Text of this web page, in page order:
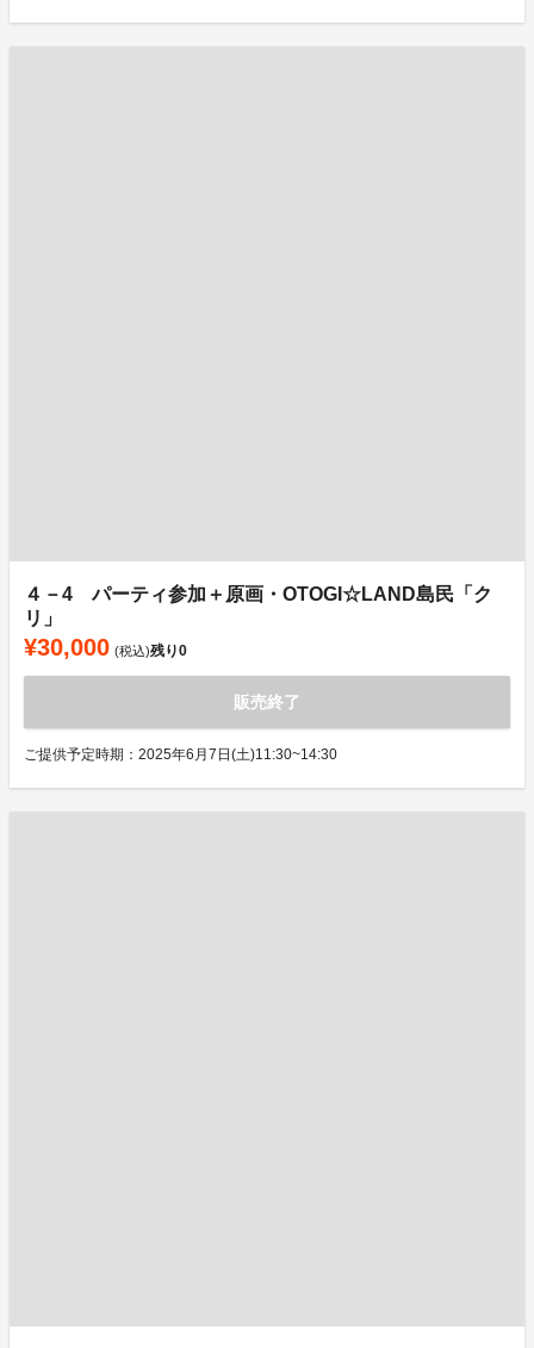
４－4 パーティ参加＋原画・OTOGI☆LAND島民「ク
リ」
¥30,000 (税込)残り0
販売終了
ご提供予定時期：2025年6月7日(土)11:30~14:30